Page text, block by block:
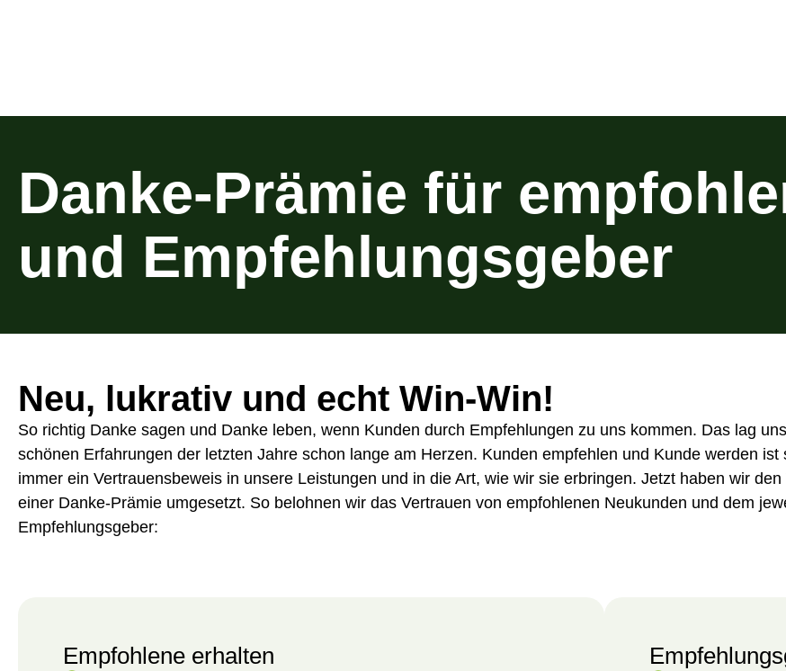
Danke-Prämie für
und Empfehlungsgeber
Neu, lukrativ und echt Win-Win!
So richtig Danke sagen und Danke leben, wenn Kunden durch Empfehlungen zu uns kommen. Das lag
schönen Erfahrungen der letzten Jahre schon lange am Herzen. Kunden empfehlen und Kunde werden ist
immer ein Vertrauensbeweis in unsere Leistungen und in die Art, wie wir sie erbringen. Jetzt haben wir
einer Danke-Prämie umgesetzt. So belohnen wir das Vertrauen von empfohlenen Neukunden und dem
Empfehlungsgeber:
Empfohlene erhalten